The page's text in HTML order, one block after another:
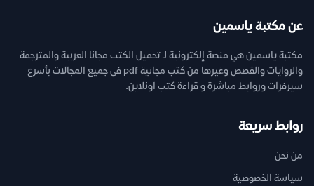
عن مكتبة ياسمين
مكتبة ياسمين هي منصة إلكترونية لـ تحميل الكتب مجانا العربية والمترجمة
والروايات والقصص وغيرها من كتب مجانية pdf فى جميع المجالات بأسرع
سيرفرات وروابط مباشرة و قراءة كتب اونلاين.
روابط سريعة
من نحن
سياسة الخصوصية